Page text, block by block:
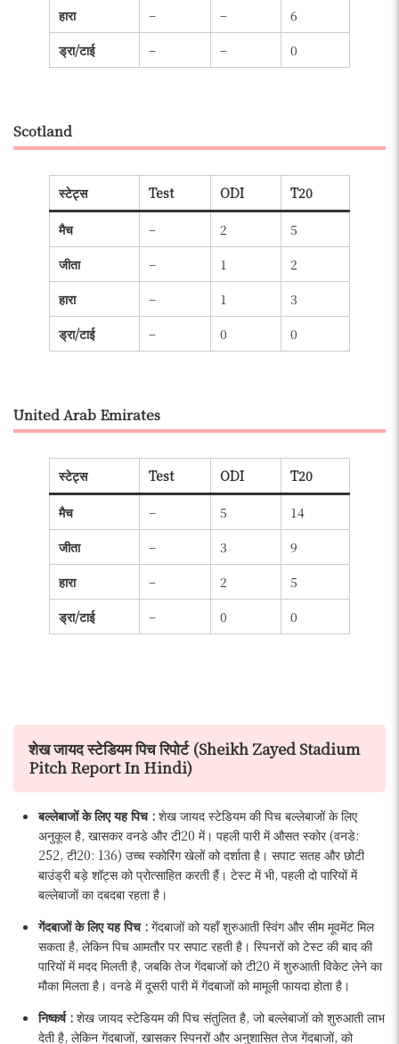
हारा – –
6
ड्रा/टाई
– – 0
Scotland
स्टेट्स Test ODI T20
मैच – 2
5
जीता
– 1
2
हारा
– 1
3
ड्रा/टाई
– 0 0
United Arab Emirates
स्टेट्स Test ODI T20
मैच – 5
14
जीता
– 3
9
हारा
– 2
5
ड्रा/टाई
– 0 0
शेख जायद स्टेडियम पिच रिपोर्ट (Sheikh Zayed Stadium
Pitch Report In Hindi)
बल्लेबाजों के लिए यह पिच : शेख जायद स्टेडियम की पिच बल्लेबाजों के लिए
अनुकूल है, खासकर वनडे और टी20 में। पहली पारी में औसत स्कोर (वनडे:
252, टी20: 136) उच्च स्कोरिंग खेलों को दर्शाता है। सपाट सतह और छोटी
बाउंड्री बड़े शॉट्स को प्रोत्साहित करती हैं। टेस्ट में भी, पहली दो पारियों में
बल्लेबाजों का दबदबा रहता है।
गेंदबाजों के लिए यह पिच : गेंदबाजों को यहाँ शुरुआती स्विंग और सीम मूवमेंट मिल
सकता है, लेकिन पिच आमतौर पर सपाट रहती है। स्पिनरों को टेस्ट की बाद की
पारियों में मदद मिलती है, जबकि तेज गेंदबाजों को टी20 में शुरुआती विकेट लेने का
मौका मिलता है। वनडे में दूसरी पारी में गेंदबाजों को मामूली फायदा होता है।
निष्कर्ष : शेख जायद स्टेडियम की पिच संतुलित है, जो बल्लेबाजों को शुरुआती लाभ
देती है, लेकिन गेंदबाजों, खासकर स्पिनरों और अनुशासित तेज गेंदबाजों, को